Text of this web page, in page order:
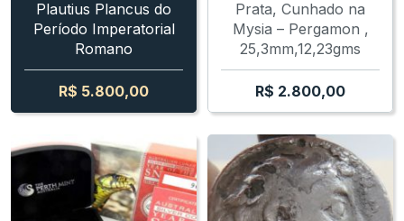
Plautius Plancus do
Período Imperatorial
Romano
R$ 5.800,00
Prata, Cunhado na
Mysia – Pergamon ,
25,3mm,12,23gms
R$ 2.800,00